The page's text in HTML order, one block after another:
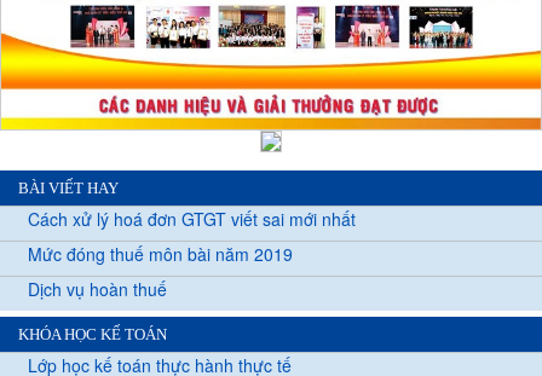
BÀI VIẾT HAY
Cách xử lý hoá đơn GTGT viết sai mới nhất
Mức đóng thuế môn bài năm 2019
Dịch vụ hoàn thuế
KHÓA HỌC KẾ TOÁN
Lớp học kế toán thực hành thực tế